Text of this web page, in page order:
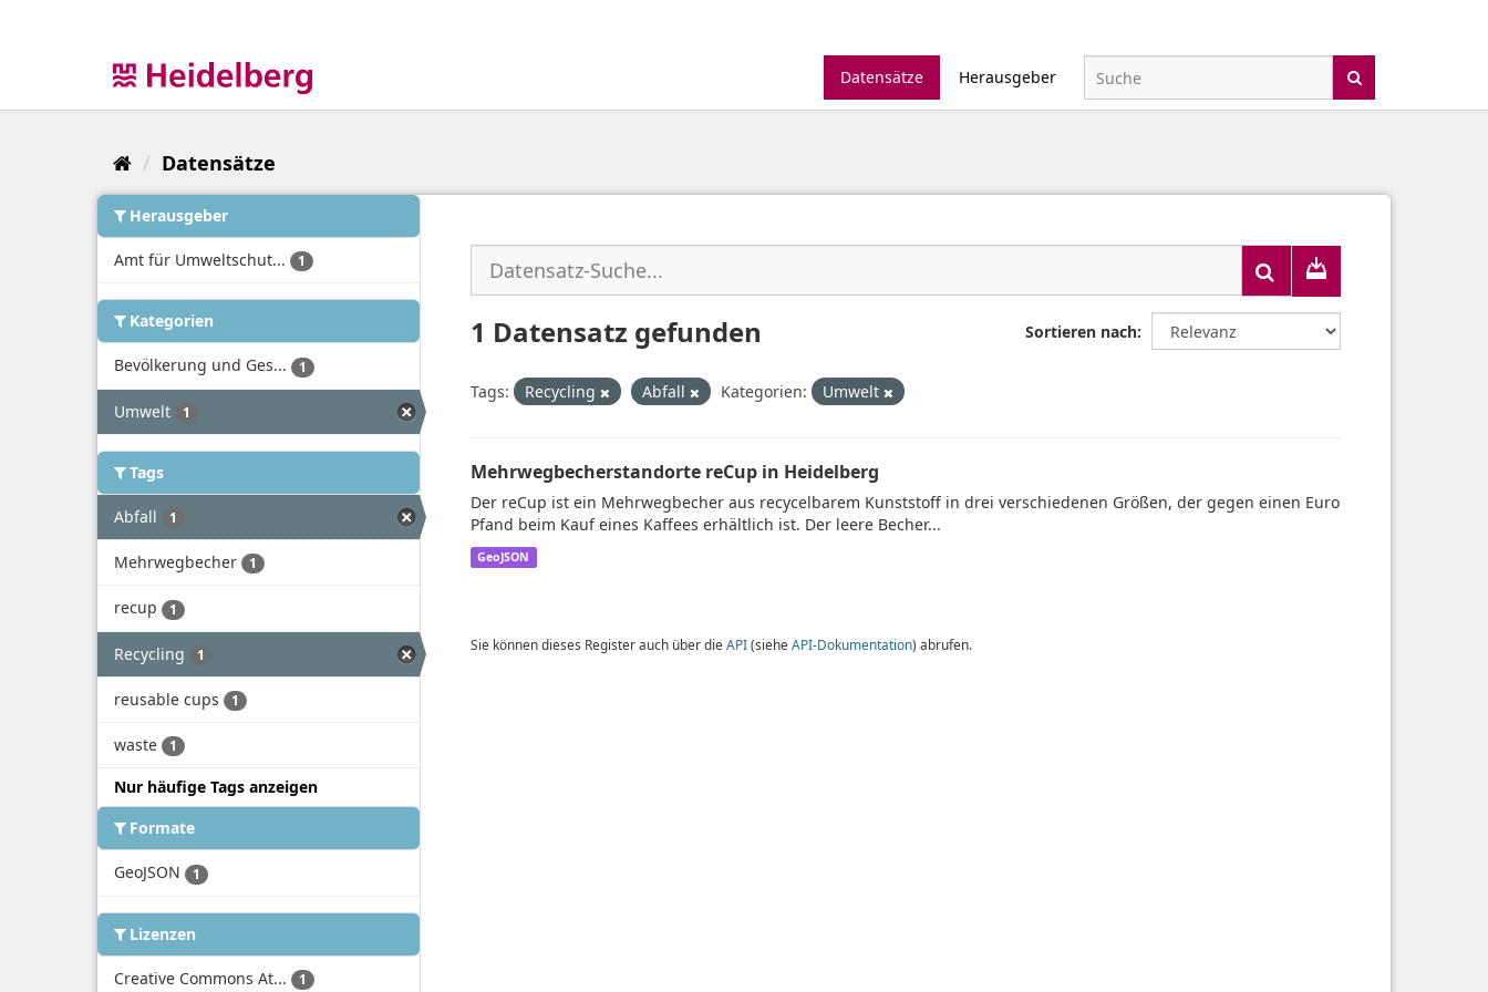
Datensätze
Herausgeber
Datensätze
Herausgeber
Amt für Umweltschut... 1
Kategorien
Bevölkerung und Ges... 1
Umwelt 1
Tags
Abfall 1
Mehrwegbecher 1
recup 1
Recycling 1
reusable cups 1
waste 1
Nur häufige Tags anzeigen
Formate
GeoJSON 1
Lizenzen
Creative Commons At... 1
Sortieren nach
1 Datensatz gefunden
Tags: Recycling Abfall Kategorien: Umwelt
Mehrwegbecherstandorte reCup in Heidelberg
Der reCup ist ein Mehrwegbecher aus recycelbarem Kunststoff in drei verschiedenen Größen, der gegen einen Euro
Pfand beim Kauf eines Kaffees erhältlich ist. Der leere Becher...
GeoJSON
Sie können dieses Register auch über die API(siehe API-Dokumentation) abrufen.